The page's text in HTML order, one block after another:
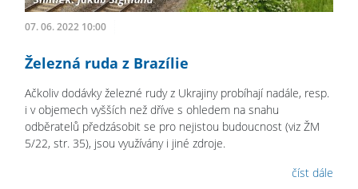
07. 06. 2022 10:00
Železná ruda z Brazílie
Ačkoliv dodávky železné rudy z Ukrajiny probíhají nadále, resp.
i v objemech vyšších než dříve s ohledem na snahu
odběratelů předzásobit se pro nejistou budoucnost (viz ŽM
5/22, str. 35), jsou využívány i jiné zdroje.
číst dále